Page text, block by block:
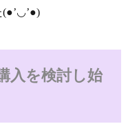
入を検討し始